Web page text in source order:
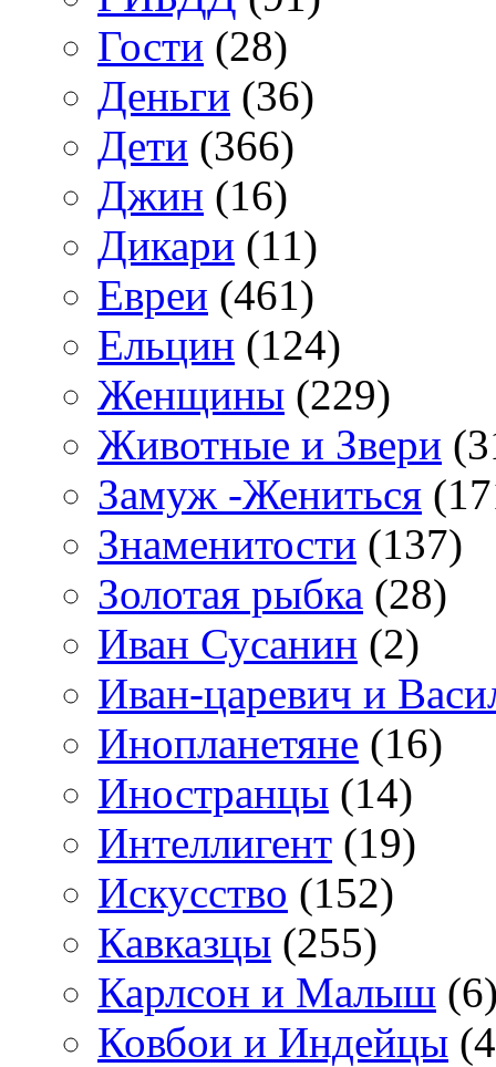
Гости (28)
Деньги (36)
Дети (366)
Джин (16)
Дикари (11)
Евреи (461)
Ельцин (124)
Женщины (229)
Животные и Звери
Замуж -Жениться
Знаменитости (137)
Золотая рыбка (28)
Иван Сусанин (2)
Иван-царевич и
Инопланетяне (16)
Иностранцы (14)
Интеллигент (19)
Искусство (152)
Кавказцы (255)
Карлсон и Малыш
Ковбои и Индейцы